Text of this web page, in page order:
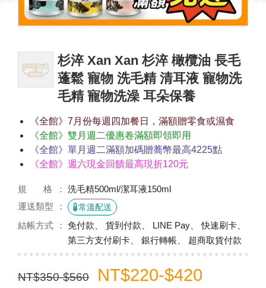
杉淬 Xan Xan 杉淬 橄欖油 長毛
蓬鬆 寵物 洗毛精 清耳液 寵物洗
毛精 寵物洗澡 耳朵保養
《全館》7月份每週四加餐日，滿額贈零食或濕食
《全館》雙月週二優惠卷滿額即領即用
《全館》單月週二滿額加碼贈蕎幣最高4225點
《全館》週六現金回饋最高現折120元
規 格
洗毛精500ml/潔耳液150ml
運送類型
常溫配送
結帳方式
免付款、 貨到付款、 LINE Pay、 快速刷卡、
第三方支付刷卡、 銀行轉帳、 超商取貨付款
NT$350-$560 NT$220-$420